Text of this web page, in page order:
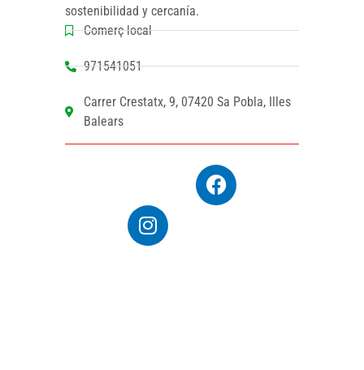
sostenibilidad y cercanía.
Comerç local
971541051
Carrer Crestatx, 9, 07420 Sa Pobla, Illes
Balears